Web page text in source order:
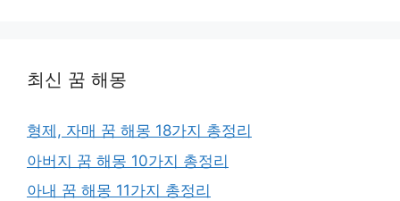
최신 꿈 해몽
형제, 자매 꿈 해몽 18가지 총정리
아버지 꿈 해몽 10가지 총정리
아내 꿈 해몽 11가지 총정리